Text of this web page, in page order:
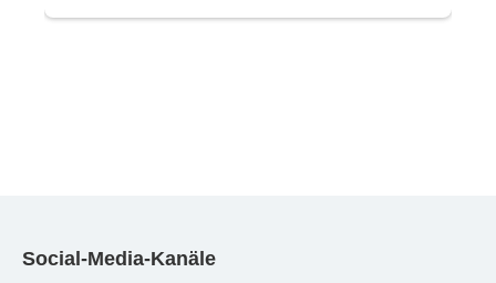
Social-Media-Kanäle